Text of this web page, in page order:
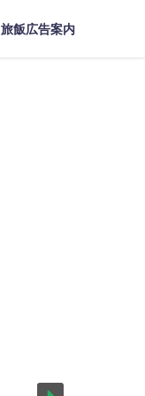
旅飯広告案内